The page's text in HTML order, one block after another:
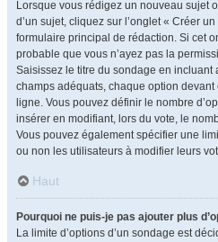
Lorsque vous rédigez un nouveau sujet
d’un sujet, cliquez sur l’onglet « Créer
formulaire principal de rédaction. Si cet
probable que vous n’ayez pas la
Saisissez le titre du sondage en incluant
champs adéquats, chaque option
ligne. Vous pouvez définir le nombre
insérer en modifiant, lors du vote, le
Vous pouvez également spécifier une
ou non les utilisateurs à modifier leurs
Haut
Pourquoi ne puis-je pas ajouter plus
La limite d’options d’un sondage est